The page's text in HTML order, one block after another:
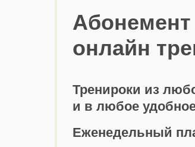
онлайн
Тренироки из
и в любое
Еженедельный